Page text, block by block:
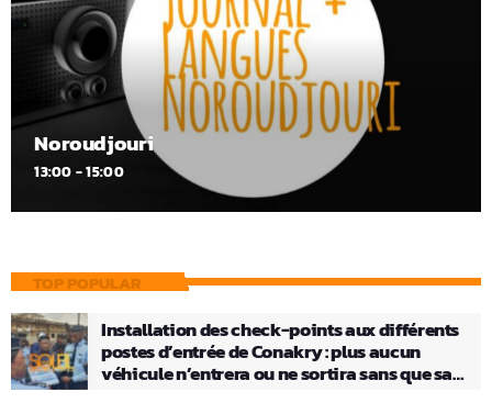
Noroudjouri
13:00 - 15:00
TOP POPULAR
Installation des check-points aux différents
postes d’entrée de Conakry : plus aucun
véhicule n’entrera ou ne sortira sans que sa